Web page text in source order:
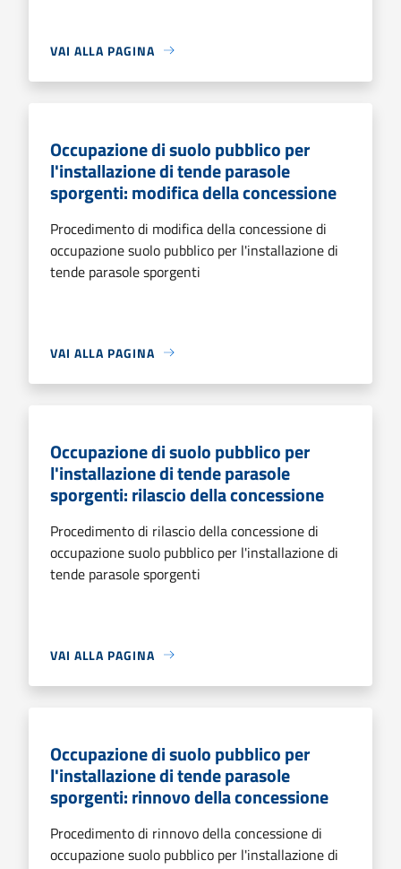
VAI ALLA PAGINA
Occupazione di suolo pubblico per
l'installazione di tende parasole
sporgenti: modifica della concessione
Procedimento di modifica della concessione di
occupazione suolo pubblico per l'installazione di
tende parasole sporgenti
VAI ALLA PAGINA
Occupazione di suolo pubblico per
l'installazione di tende parasole
sporgenti: rilascio della concessione
Procedimento di rilascio della concessione di
occupazione suolo pubblico per l'installazione di
tende parasole sporgenti
VAI ALLA PAGINA
Occupazione di suolo pubblico per
l'installazione di tende parasole
sporgenti: rinnovo della concessione
Procedimento di rinnovo della concessione di
occupazione suolo pubblico per l'installazione di